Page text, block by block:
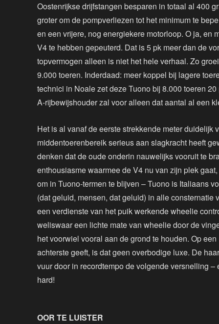
Oostenrijkse drijfstangen besparen in totaal al 400
groter om de pompverliezen tot het minimum te
en een vrijere, nog energiekere motorloop. O ja, en
V4 te hebben gepeuterd. Dat is 5 pk meer dan de
topvermogen alleen is niet het hele verhaal. Zo
9.000 toeren. Inderdaad: meer koppel bij lagere
technici in Noale zet deze Tuono bij 8.000 toeren
A-rijbewijshouder zal voor alleen dat aantal al een
Het is al vanaf de eerste strekkende meter duidelijk
middentoerenbereik serieus aan slagkracht heeft
denken dat de oude onderin nauwelijks vooruit te
enthousiasme waarmee de V4 nu van zijn plek
om in Tuono-termen te blijven – Tuono is Italiaans
(dat geluid, mensen, dat geluid) in alle
een verdienste van het puik werkende wheelie
weliswaar een lichte mate van wheelie door de
het voorwiel vooral aan de grond te houden. Op
achterste geeft, is dat geen overbodige luxe. De
vuur door in recordtempo de volgende versnelling
hard!
OOR TE LUISTER